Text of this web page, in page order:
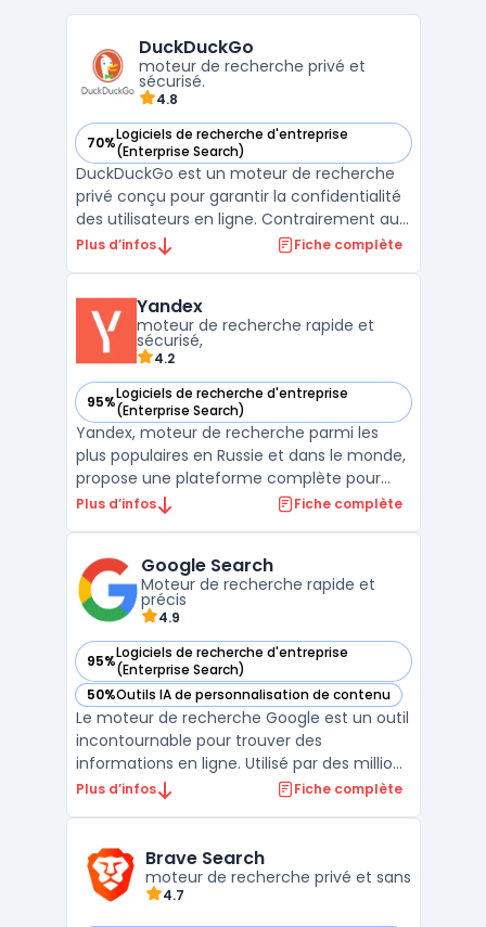
DuckDuckGo
moteur de recherche privé et
sécurisé.
4.8
70%Logiciels de recherche d'entreprise
(Enterprise Search)
— voir DuckDuckGo dans cette catégorie
DuckDuckGo est un moteur de recherche
privé conçu pour garantir la confidentialité
des utilisateurs en ligne. Contrairement aux
moteurs de recherche traditionnels, il ne
fournir une expérience de navigation
sécurisée, sa ...
Plus d’infos Fiche complète
Yandex
moteur de recherche rapide et
sécurisé,
4.2
95%Logiciels de recherche d'entreprise
(Enterprise Search)
— voir Yandex dans cette catégorie
Yandex, moteur de recherche parmi les
plus populaires en Russie et dans le monde,
propose une plateforme complète pour
explorer le web avec rapidité et efficacité.
ligne, il intègre des algorithmes avancés
pour fournir une e ...
Plus d’infos Fiche complète
Google Search
Moteur de recherche rapide et
précis
4.9
95%Logiciels de recherche d'entreprise
(Enterprise Search)
— voir Google Search dans cette catégorie
50%Outils IA de personnalisation de contenu
— voir Google Search dans cette catégorie
Le moteur de recherche Google est un outil
incontournable pour trouver des
informations en ligne. Utilisé par des millions
de personnes chaque jour, il repose sur des
fonctionnement est basé sur une
indexation exhaustive ...
Plus d’infos Fiche complète
Brave Search
moteur de recherche privé et sans
4.7